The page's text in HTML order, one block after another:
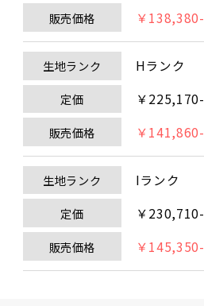
販売価格 ￥138,380-
生地ランク Hランク
定価 ￥225,170-
販売価格 ￥141,860-
生地ランク Iランク
定価 ￥230,710-
販売価格 ￥145,350-